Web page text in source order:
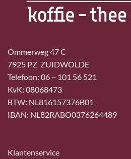
Ommerweg 47 C
7925 PZ ZUIDWOLDE
Telefoon: 06 – 101 56 521
KvK: 08068473
BTW: NL816157376B01
IBAN: NL82RABO0376264489
Klantenservice